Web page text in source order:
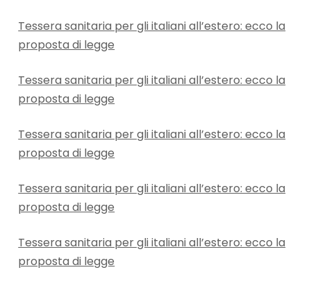
Tessera sanitaria per gli italiani all’estero: ecco la
proposta di legge
Tessera sanitaria per gli italiani all’estero: ecco la
proposta di legge
Tessera sanitaria per gli italiani all’estero: ecco la
proposta di legge
Tessera sanitaria per gli italiani all’estero: ecco la
proposta di legge
Tessera sanitaria per gli italiani all’estero: ecco la
proposta di legge